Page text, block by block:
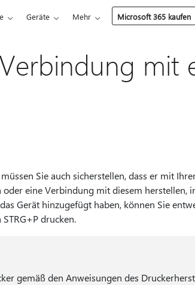
Geräte Mehr Microsoft 365 kaufen
mit
Sie auch sicherstellen, dass er mit
eine Verbindung mit diesem herstellen,
Gerät hinzugefügt haben, können Sie
drucken.
gemäß den Anweisungen des